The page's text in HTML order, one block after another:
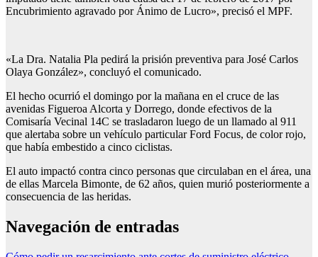
Encubrimiento agravado por Ánimo de Lucro», precisó el MPF.
«La Dra. Natalia Pla pedirá la prisión preventiva para José Carlos
Olaya González», concluyó el comunicado.
El hecho ocurrió el domingo por la mañana en el cruce de las
avenidas Figueroa Alcorta y Dorrego, donde efectivos de la
Comisaría Vecinal 14C se trasladaron luego de un llamado al 911
que alertaba sobre un vehículo particular Ford Focus, de color rojo,
que había embestido a cinco ciclistas.
El auto impactó contra cinco personas que circulaban en el área, una
de ellas Marcela Bimonte, de 62 años, quien murió posteriormente a
consecuencia de las heridas.
Navegación de entradas